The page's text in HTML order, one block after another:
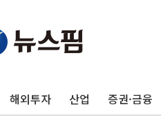
해외투자 산업 증권·금융
울진·영덕 '호우특보'-포항 '산
[종합] 김민석, 정청래에